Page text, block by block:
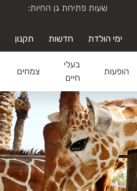
ימי א'-ה' משעה 19:00-9:00
ימי הולדת חדשות תקנון
הופעות
בעלי
חיים
צמחים